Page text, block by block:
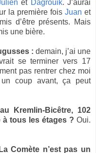
et Dagrouik. J’aurai
la première fois Juan et
d’être présents. Mais
une bière.
: demain, j’ai une
se terminer vers 17
pas rentrer chez moi
coup avant, ça peut
Kremlin-Bicêtre, 102
à tous les étages ? Oui.
La Comète n’est pas un